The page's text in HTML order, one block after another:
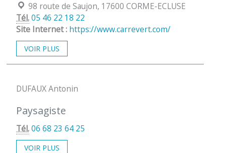
Localisation :
98 route de Saujon, 17600 CORME-ECLUSE
Tél.05 46 22 18 22
Site Internet : https://www.carrevert.com/
VOIR PLUS
DUFAUX Antonin
Paysagiste
Tél.06 68 23 64 25
VOIR PLUS